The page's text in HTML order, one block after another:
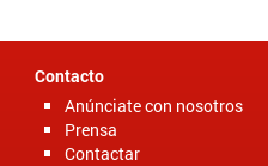
Contacto
Anúnciate con nosotros
Prensa
Contactar